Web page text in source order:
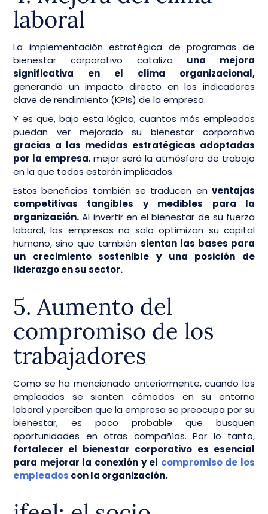
laboral
La implementación estratégica de programas de
bienestar corporativo cataliza una mejora
significativa en el clima organizacional,
generando un impacto directo en los indicadores
clave de rendimiento (KPIs) de la empresa.
Y es que, bajo esta lógica, cuantos más empleados
puedan ver mejorado su bienestar corporativo
gracias a las medidas estratégicas adoptadas
por la empresa, mejor será la atmósfera de trabajo
en la que todos estarán implicados.
Estos beneficios también se traducen en ventajas
competitivas tangibles y medibles para la
organización. Al invertir en el bienestar de su fuerza
laboral, las empresas no solo optimizan su capital
humano, sino que también sientan las bases para
un crecimiento sostenible y una posición de
liderazgo en su sector.
5. Aumento del
compromiso de los
trabajadores
Como se ha mencionado anteriormente, cuando los
empleados se sienten cómodos en su entorno
laboral y perciben que la empresa se preocupa por su
bienestar, es poco probable que busquen
oportunidades en otras compañías. Por lo tanto,
fortalecer el bienestar corporativo es esencial
para mejorar la conexión y el compromiso de los
empleados con la organización.